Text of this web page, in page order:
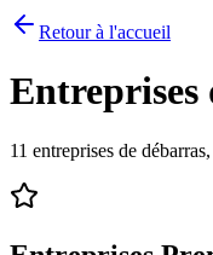
Retour à l'accueil
Entreprises
11 entreprises de